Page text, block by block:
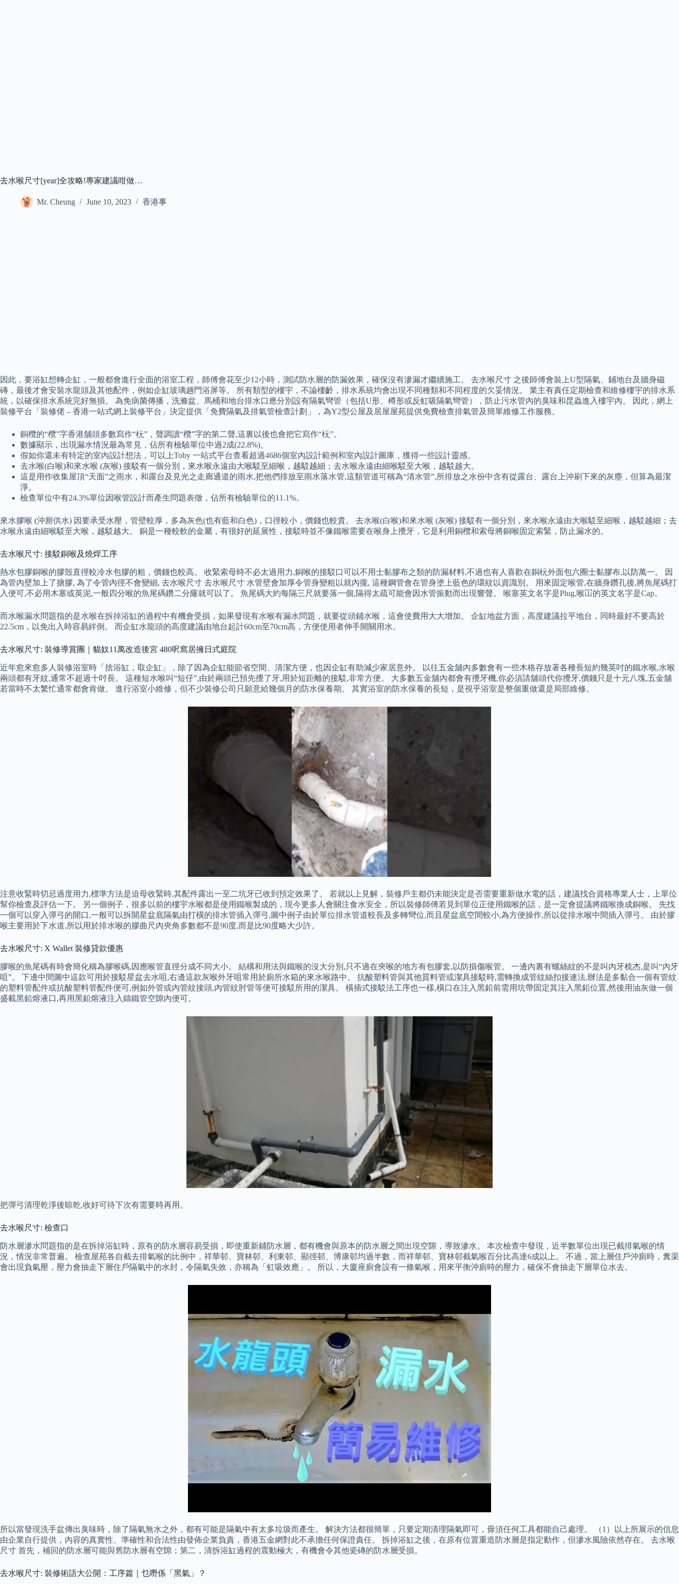
去水喉尺寸[year]全攻略!專家建議咁做…
Mr. Cheung June 10, 2023 香港事
因此，要浴缸想轉企缸，一般都會進行全面的浴室工程，師傅會花至少12小時，測試防水層的防漏效果，確保沒有滲漏才繼續施工。 去水喉尺寸 之後師傅會裝上U型隔氣、鋪地台及牆身磁
磚，最後才會安裝水龍頭及其他配件，例如企缸玻璃趟門浴屏等。 所有類型的樓宇，不論樓齡，排水系統均會出現不同種類和不同程度的欠妥情況。 業主有責任定期檢查和維修樓宇的排水系
統，以確保排水系統完好無損。 為免病菌傳播，洗滌盆、馬桶和地台排水口應分別設有隔氣彎管（包括U形、樽形或反虹吸隔氣彎管），防止污水管內的臭味和昆蟲進入樓宇內。 因此，網上
裝修平台「裝修佬 – 香港一站式網上裝修平台」決定提供「免費隔氣及排氣管檢查計劃」，為Y2型公屋及居屋屋苑提供免費檢查排氣管及簡單維修工作服務。
銅欖的“欖”字香港舖頭多數寫作“杬”，聲調讀“欖”字的第二聲,這裏以後也會把它寫作“杬”。
數據顯示，出現漏水情況最為常見，佔所有檢驗單位中過2成(22.8%)。
假如你還未有特定的室內設計想法，可以上Toby 一站式平台查看超過4686個室內設計範例和室內設計圖庫，獲得一些設計靈感。
去水喉(白喉)和來水喉 (灰喉) 接駁有一個分別，來水喉永遠由大喉駁至細喉，越駁越細；去水喉永遠由細喉駁至大喉，越駁越大。
這是用作收集屋頂“天面”之雨水，和露台及見光之走廊通道的雨水,把他們排放至雨水落水管,這類管道可稱為“清水管”,所排放之水份中含有從露台、露台上沖刷下來的灰塵，但算為最潔
淨。
檢查單位中有24.3%單位因喉管設計而產生問題表徵，佔所有檢驗單位的11.1%。
來水膠喉 (沖厠供水) 因要承受水壓，管壁較厚，多為灰色(也有藍和白色)，口徑較小，價錢也較貴。 去水喉(白喉)和來水喉 (灰喉) 接駁有一個分別，來水喉永遠由大喉駁至細喉，越駁越細；去
水喉永遠由細喉駁至大喉，越駁越大。 銅是一種較軟的金屬，有很好的延展性，接駁時並不像鐵喉需要在喉身上攪牙，它是利用銅欖和索母將銅喉固定索緊，防止漏水的。
去水喉尺寸: 接駁銅喉及燒焊工序
熱水包膠銅喉的膠殼直徑較冷水包膠的粗，價錢也較高。 收緊索母時不必太過用力,銅喉的接駁口可以不用士黏膠布之類的防漏材料,不過也有人喜歡在銅杬外面包六圈士黏膠布,以防萬一。 因
為管內壁加上了搪膠, 為了令管內徑不會變細, 去水喉尺寸 去水喉尺寸 水管壁會加厚令管身變粗以就內攏, 這種鋼管會在管身塗上藍色的環紋以資識別。 用來固定喉管,在牆身鑽孔後,將魚尾碼打
入便可,不必用木塞或英泥,一般四分喉的魚尾碼鑽二分窿就可以了。 魚尾碼大約每隔三尺就要落一個,隔得太疏可能會因水管振動而出現響聲。 喉塞英文名字是Plug,喉冚的英文名字是Cap。
而水喉漏水問題指的是水喉在拆掉浴缸的過程中有機會受損，如果發現有水喉有漏水問題，就要從頭鋪水喉，這會使費用大大增加。 企缸地盆方面，高度建議拉平地台，同時最好不要高於
22.5cm，以免出入時容易絆倒。 而企缸水龍頭的高度建議由地台起計60cm至70cm高，方便使用者伸手開關用水。
去水喉尺寸: 裝修導賞團｜貓奴11萬改造後宮 480呎窩居擁日式庭院
近年愈來愈多人裝修浴室時「捨浴缸，取企缸」，除了因為企缸能節省空間、清潔方便，也因企缸有助減少家居意外。 以往五金舖內多數會有一些木格存放著各種長短約幾英吋的鐵水喉,水喉
兩頭都有牙紋,通常不超過十吋長。 這種短水喉叫“短仔”,由於兩頭已預先攪了牙,用於短距離的接駁,非常方便。 大多數五金舖內都會有攪牙機,你必須請舖頭代你攪牙,價錢只是十元八塊,五金舖
若當時不太繁忙通常都會肯做。 進行浴室小維修，但不少裝修公司只願意給幾個月的防水保養期。 其實浴室的防水保養的長短，是視乎浴室是整個重做還是局部維修。
注意收緊時切忌過度用力,標準方法是迫母收緊時,其配件露出一至二坑牙已收到預定效果了。 若就以上見解，裝修戶主都仍未能決定是否需要重新做水電的話，建議找合資格專業人士，上單位
幫你檢查及評估一下。 另一個例子，很多以前的樓宇水喉都是使用鐵喉製成的，現今更多人會關注食水安全，所以裝修師傅若見到單位正使用鐵喉的話，是一定會提議將鐵喉換成銅喉。 先找
一個可以穿入彈弓的開口,一般可以拆開星盆底隔氣由打橫的排水管插入彈弓,圖中例子由於單位排水管道較長及多轉彎位,而且星盆底空間較小,為方便操作,所以從排水喉中間插入彈弓。 由於膠
喉主要用於下水道,所以用於排水喉的膠曲尺內夾角多數都不是90度,而是比90度略大少許。
去水喉尺寸: X Wallet 裝修貸款優惠
膠喉的魚尾碼有時會簡化稱為膠喉碼,因應喉管直徑分成不同大小。 結構和用法與鐵喉的沒大分別,只不過在夾喉的地方有包膠套,以防損傷喉管。 一邊內裏有螺絲紋的不是叫內牙梳杰,是叫“內牙
咀”。 下邊中間圖中這款可用於接駁星盆去水咀,右邊這款灰喉外牙咀常用於廁所水箱的來水喉路中。 抗酸塑料管與其他質料管或潔具接駁時,需轉換成管紋絲扣接連法,辦法是多黏合一個有管紋
的塑料管配件或抗酸塑料管配件便可,例如外管或內管紋接頭,內管紋肘管等便可接駁所用的潔具。 橫插式接駁法工序也一樣,橫口在注入黑鉛前需用坑帶固定其注入黑鉛位置,然後用油灰做一個
盛載黑鉛熔液口,再用黑鉛熔液注入鑄鐵管空隙內便可。
把彈弓清理乾淨後晾乾,收好可待下次有需要時再用。
去水喉尺寸: 檢查口
防水層滲水問題指的是在拆掉浴缸時，原有的防水層容易受損，即使重新鋪防水層，都有機會與原本的防水層之間出現空隙，導致滲水。 本次檢查中發現，近半數單位出現已截排氣喉的情
況，情況非常普遍。 檢查屋苑各自截去排氣喉的比例中，祥華邨、寶林邨、利東邨、顯徑邨、博康邨均過半數，而祥華邨、寶林邨截氣喉百分比高達6成以上。 不過，當上層住戶沖廁時，糞渠
會出現負氣壓，壓力會抽走下層住戶隔氣中的水封，令隔氣失效，亦稱為「虹吸效應」。 所以，大廈座廁會設有一條氣喉，用來平衡沖廁時的壓力，確保不會抽走下層單位水去。
所以當發現洗手盆傳出臭味時，除了隔氣無水之外，都有可能是隔氣中有太多垃圾而產生。 解決方法都很簡單，只要定期清理隔氣即可，毋須任何工具都能自己處理。 （1）以上所展示的信息
由企業自行提供，內容的真實性、準確性和合法性由發佈企業負責，香港五金網對此不承擔任何保證責任。 拆掉浴缸之後，在原有位置重造防水層是指定動作，但滲水風險依然存在。 去水喉
尺寸 首先，補回的防水層可能與舊防水層有空隙；第二，清拆浴缸過程的震動極大，有機會令其他瓷磚的防水層受損。
去水喉尺寸: 裝修術語大公開：工序篇｜乜嘢係「黑氣」？